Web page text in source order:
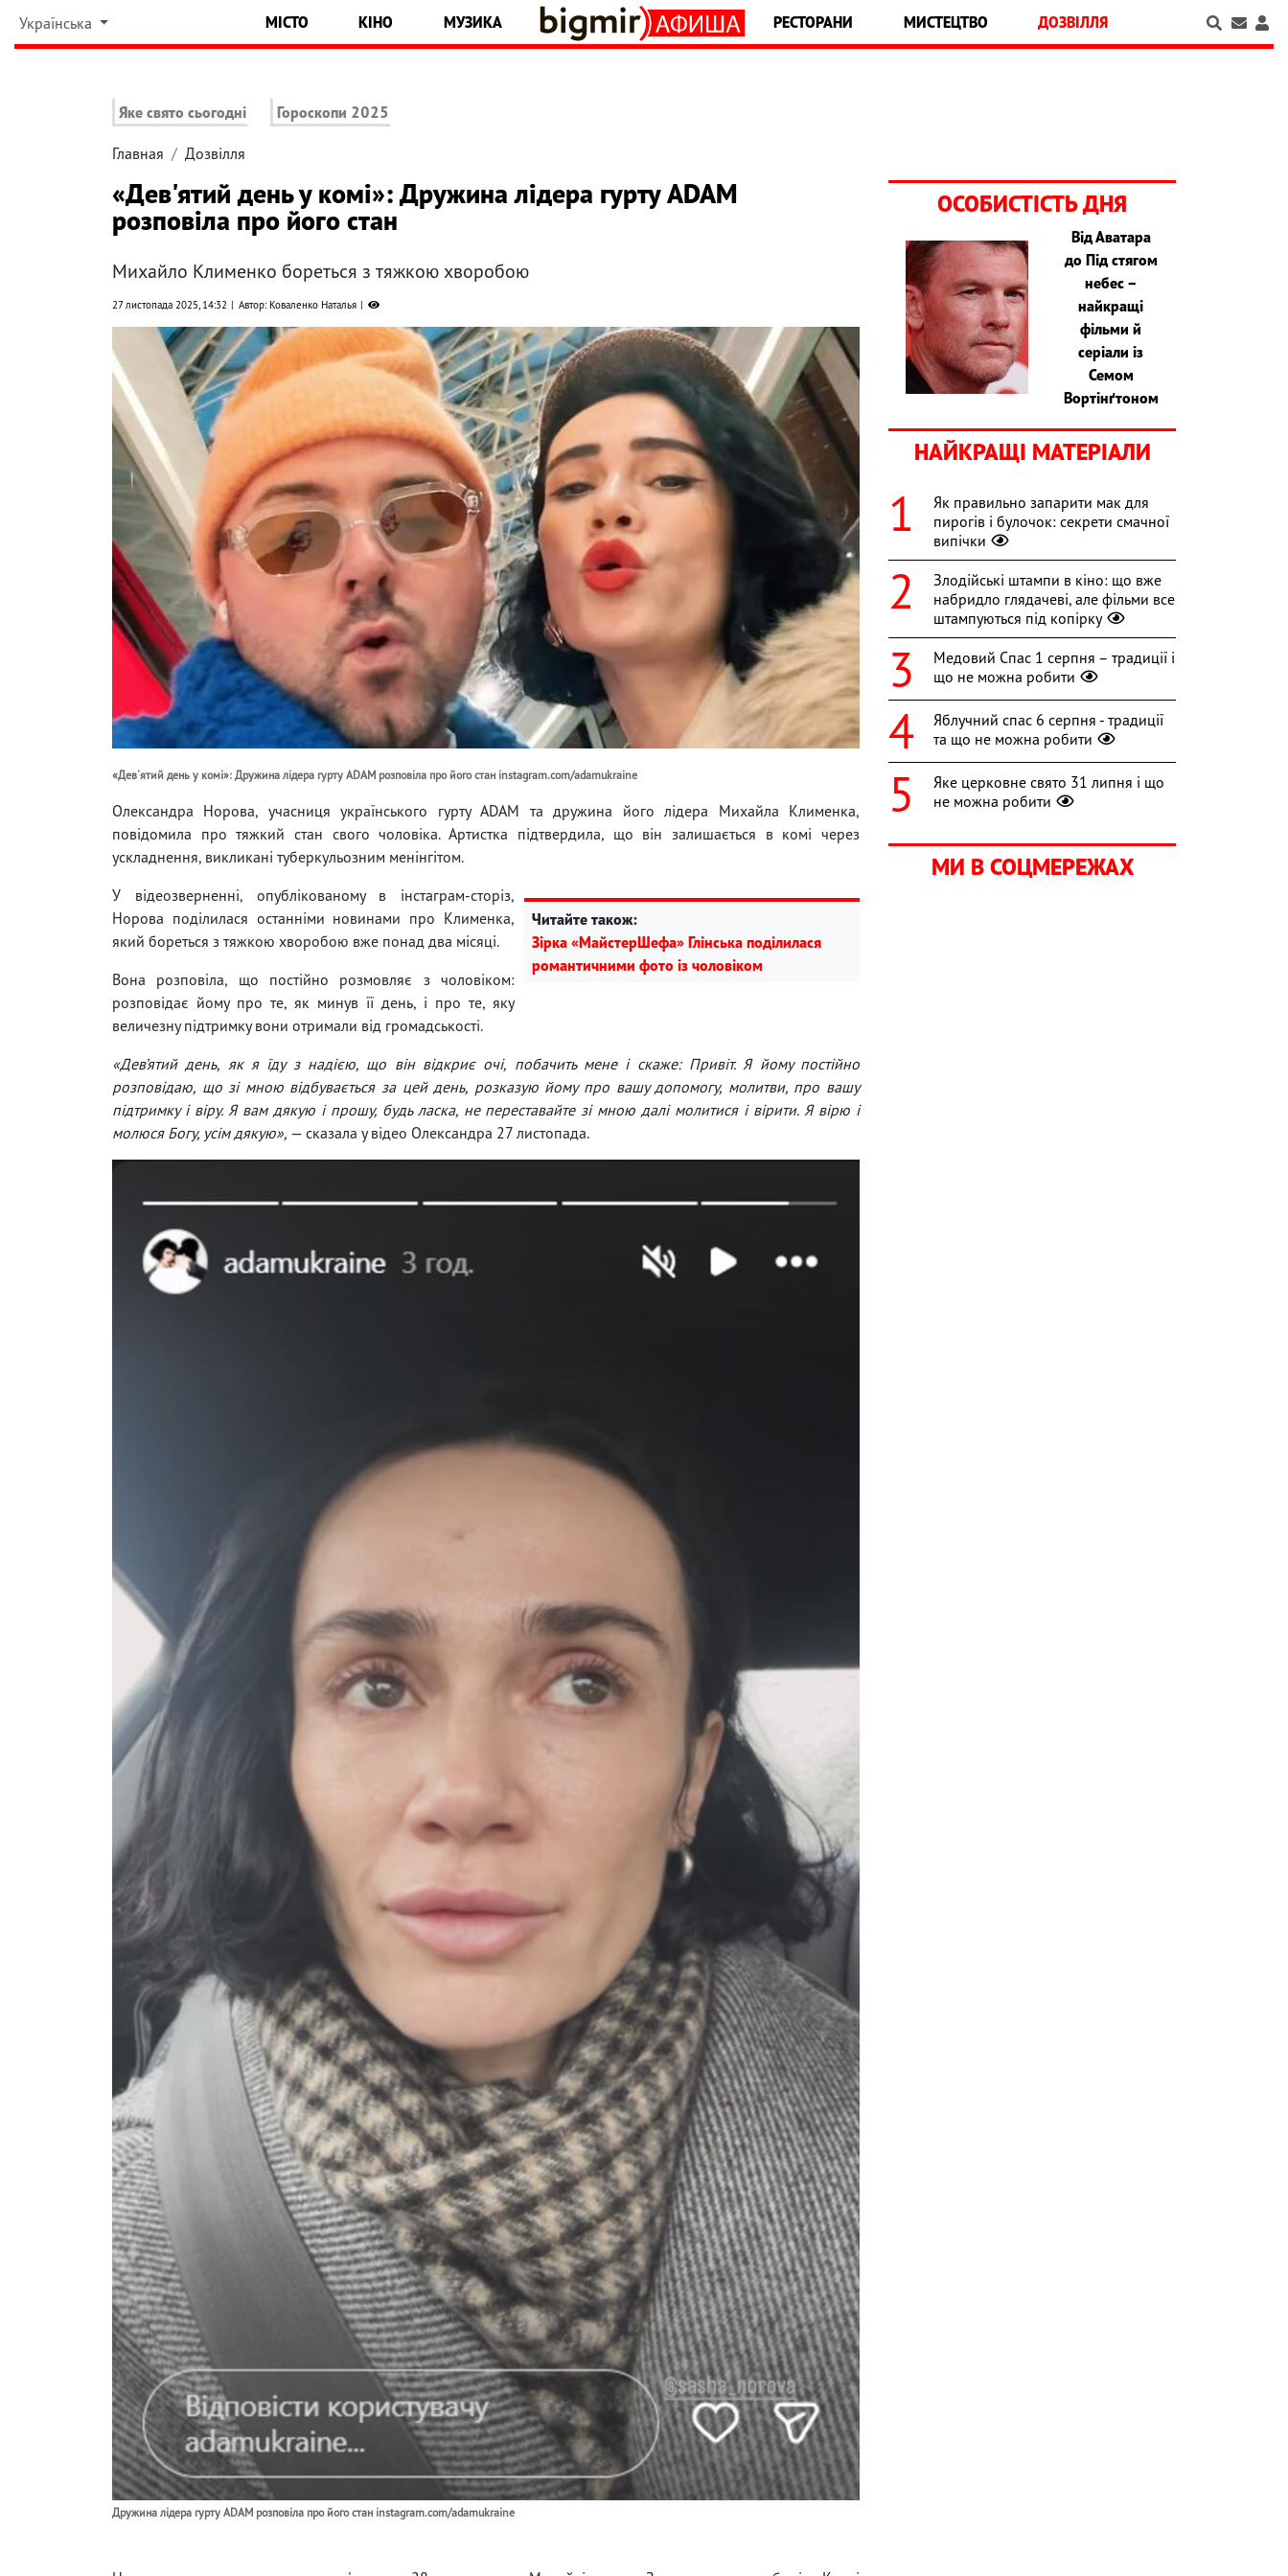
Українська МІСТО КІНО МУЗИКА РЕСТОРАНИ МИСТЕЦТВО ДОЗВІЛЛЯ
Яке свято сьогодні Гороскопи 2025
Главная Дозвілля
«Дев'ятий день у комі»: Дружина лідера гурту ADAM
розповіла про його стан
Михайло Клименко бореться з тяжкою хворобою
27 листопада 2025, 14:32 Автор: Коваленко Наталья
«Дев'ятий день у комі»: Дружина лідера гурту ADAM розповіла про його стан instagram.com/adamukraine
Олександра Норова, учасниця українського гурту ADAM та дружина його лідера Михайла Клименка,
повідомила про тяжкий стан свого чоловіка. Артистка підтвердила, що він залишається в комі через
ускладнення, викликані туберкульозним менінгітом.
Читайте також:
Зірка «МайстерШефа» Глінська поділилася
романтичними фото із чоловіком
У відеозверненні, опублікованому в інстаграм-сторіз,
Норова поділилася останніми новинами про Клименка,
який бореться з тяжкою хворобою вже понад два місяці.
Вона розповіла, що постійно розмовляє з чоловіком:
розповідає йому про те, як минув її день, і про те, яку
величезну підтримку вони отримали від громадськості.
«Дев’ятий день, як я їду з надією, що він відкриє очі, побачить мене і скаже: Привіт. Я йому постійно
розповідаю, що зі мною відбувається за цей день, розказую йому про вашу допомогу, молитви, про вашу
підтримку і віру. Я вам дякую і прошу, будь ласка, не переставайте зі мною далі молитися і вірити. Я вірю і
молюся Богу, усім дякую», — сказала у відео Олександра 27 листопада.
Дружина лідера гурту ADAM розповіла про його стан instagram.com/adamukraine
ОСОБИСТІСТЬ ДНЯ
Від Аватара
до Під стягом
небес –
найкращі
фільми й
серіали із
Семом
Вортінґтоном
НАЙКРАЩІ МАТЕРІАЛИ
Як правильно запарити мак для
пирогів і булочок: секрети смачної
випічки
Злодійські штампи в кіно: що вже
набридло глядачеві, але фільми все
штампуються під копірку
Медовий Спас 1 серпня – традиції і
що не можна робити
Яблучний спас 6 серпня - традиції
та що не можна робити
Яке церковне свято 31 липня і що
не можна робити
МИ В СОЦМЕРЕЖАХ